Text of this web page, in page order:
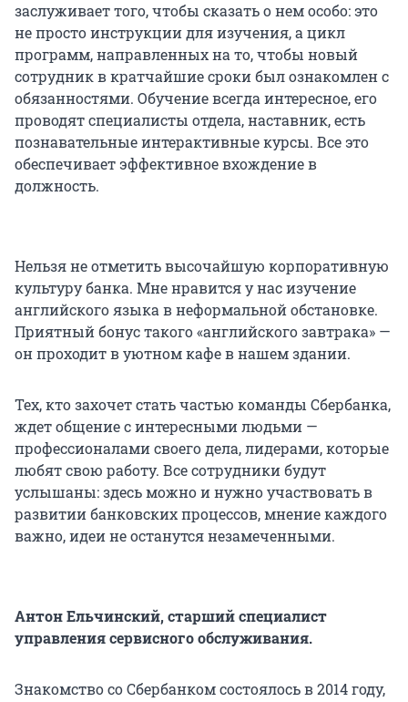
заслуживает того, чтобы сказать о нем особо: это
не просто инструкции для изучения, а цикл
программ, направленных на то, чтобы новый
сотрудник в кратчайшие сроки был ознакомлен с
обязанностями. Обучение всегда интересное, его
проводят специалисты отдела, наставник, есть
познавательные интерактивные курсы. Все это
обеспечивает эффективное вхождение в
должность.
Нельзя не отметить высочайшую корпоративную
культуру банка. Мне нравится у нас изучение
английского языка в неформальной обстановке.
Приятный бонус такого «английского завтрака» —
он проходит в уютном кафе в нашем здании.
Тех, кто захочет стать частью команды Сбербанка,
ждет общение с интересными людьми —
профессионалами своего дела, лидерами, которые
любят свою работу. Все сотрудники будут
услышаны: здесь можно и нужно участвовать в
развитии банковских процессов, мнение каждого
важно, идеи не останутся незамеченными.
Антон Ельчинский, старший специалист
управления сервисного обслуживания.
Знакомство со Сбербанком состоялось в 2014 году,